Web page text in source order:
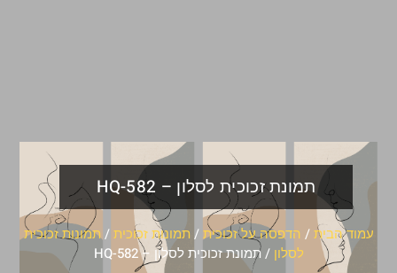
תמונת זכוכית לסלון – HQ-582
עמוד הבית/ הדפסה על זכוכית/ תמונות זכוכית/תמונות זכוכית
לסלון / תמונת זכוכית לסלון – HQ-582